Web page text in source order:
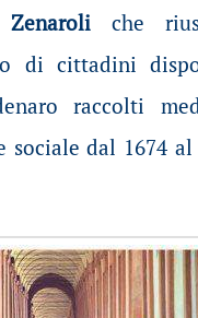
che
di cittadini
raccolti
dal 1674 al